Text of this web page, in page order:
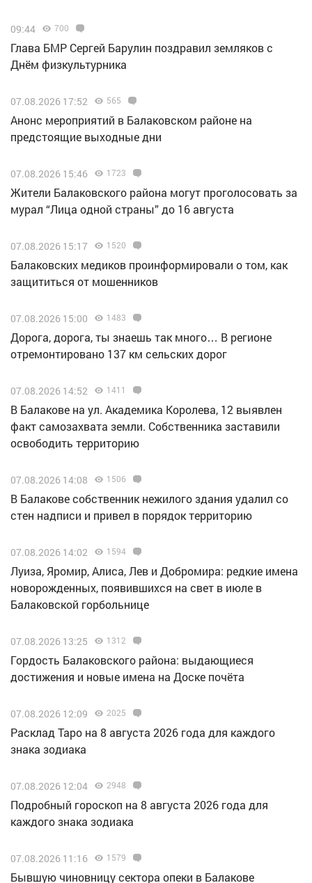
09:44 700
Глава БМР Сергей Барулин поздравил земляков с
Днём физкультурника
07.08.2026 17:52 565
Анонс мероприятий в Балаковском районе на
предстоящие выходные дни
07.08.2026 15:46 1723
Жители Балаковского района могут проголосовать за
мурал “Лица одной страны” до 16 августа
07.08.2026 15:17 1520
Балаковских медиков проинформировали о том, как
защититься от мошенников
07.08.2026 15:00 1483
Дорога, дорога, ты знаешь так много… В регионе
отремонтировано 137 км сельских дорог
07.08.2026 14:52 1411
В Балакове на ул. Академика Королева, 12 выявлен
факт самозахвата земли. Собственника заставили
освободить территорию
07.08.2026 14:08 1506
В Балакове собственник нежилого здания удалил со
стен надписи и привел в порядок территорию
07.08.2026 14:02 1594
Луиза, Яромир, Алиса, Лев и Добромира: редкие имена
новорожденных, появившихся на свет в июле в
Балаковской горбольнице
07.08.2026 13:25 1312
Гордость Балаковского района: выдающиеся
достижения и новые имена на Доске почёта
07.08.2026 12:09 2025
Расклад Таро на 8 августа 2026 года для каждого
знака зодиака
07.08.2026 12:04 2948
Подробный гороскоп на 8 августа 2026 года для
каждого знака зодиака
07.08.2026 11:16 1579
Бывшую чиновницу сектора опеки в Балакове